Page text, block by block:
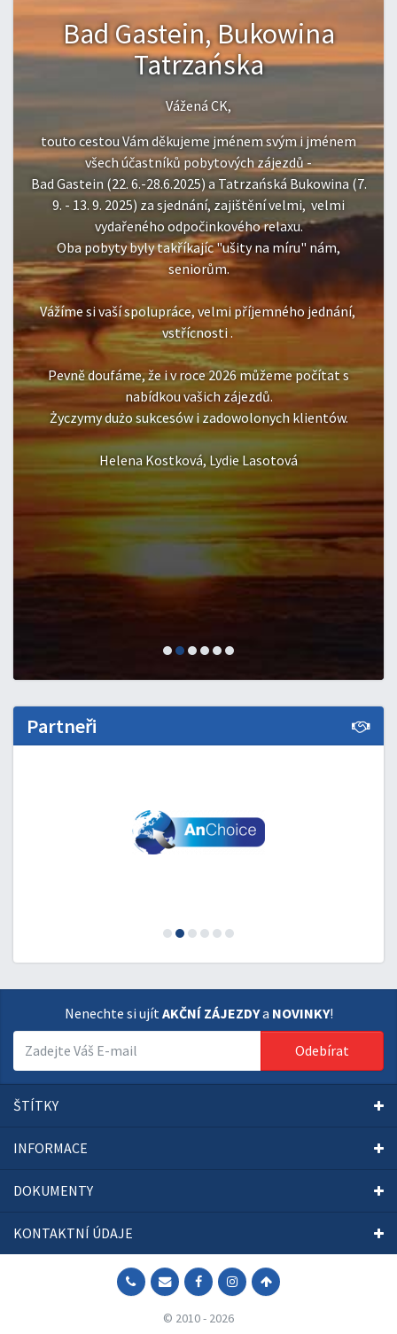
Bad Gastein, Bukowina
Tatrzańska
Vážená CK,
touto cestou Vám děkujeme jménem svým i jménem
všech účastníků pobytových zájezdů -
Gastein (22. 6.-28.6.2025) a Tatrzańská Bukowina (7.
9. - 13. 9. 2025) za sjednání, zajištění velmi, velmi
vydařeného odpočinkového relaxu.
Oba pobyty byly takříkajíc "ušity na míru" nám,
seniorům.
Vážíme si vaší spolupráce, velmi příjemného jednání,
vstřícnosti .
Pevně doufáme, že i v roce 2026 můžeme počítat s
nabídkou vašich zájezdů.
Życzymy dużo sukcesów i zadowolonych klientów.
Helena Kostková, Lydie Lasotová
Partneři
Nenechte si ujít AKČNÍ ZÁJEZDYa NOVINKY!
Odebírat
ŠTÍTKY
INFORMACE
DOKUMENTY
KONTAKTNÍ ÚDAJE
© 2010 - 2026